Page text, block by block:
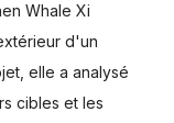
Whale Xi
d'un
elle a analysé
cibles et les